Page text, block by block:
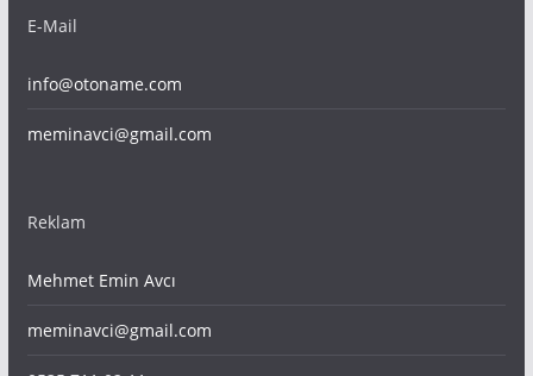
E-Mail
info@otoname.com
meminavci@gmail.com
Reklam
Mehmet Emin Avcı
meminavci@gmail.com